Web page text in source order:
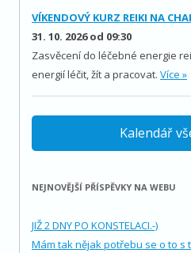
VÍKENDOVÝ KURZ REIKI NA
31. 10. 2026 od 09:30
Zasvěcení do léčebné energie
energií léčit, žít a pracovat. Více »
Kalendář
NEJNOVĚJŠÍ PŘÍSPĚVKY NA WEBU
JIŽ 2 DNY PO KONSTELACI.-)
Mám tak nějak potřebu se o to s